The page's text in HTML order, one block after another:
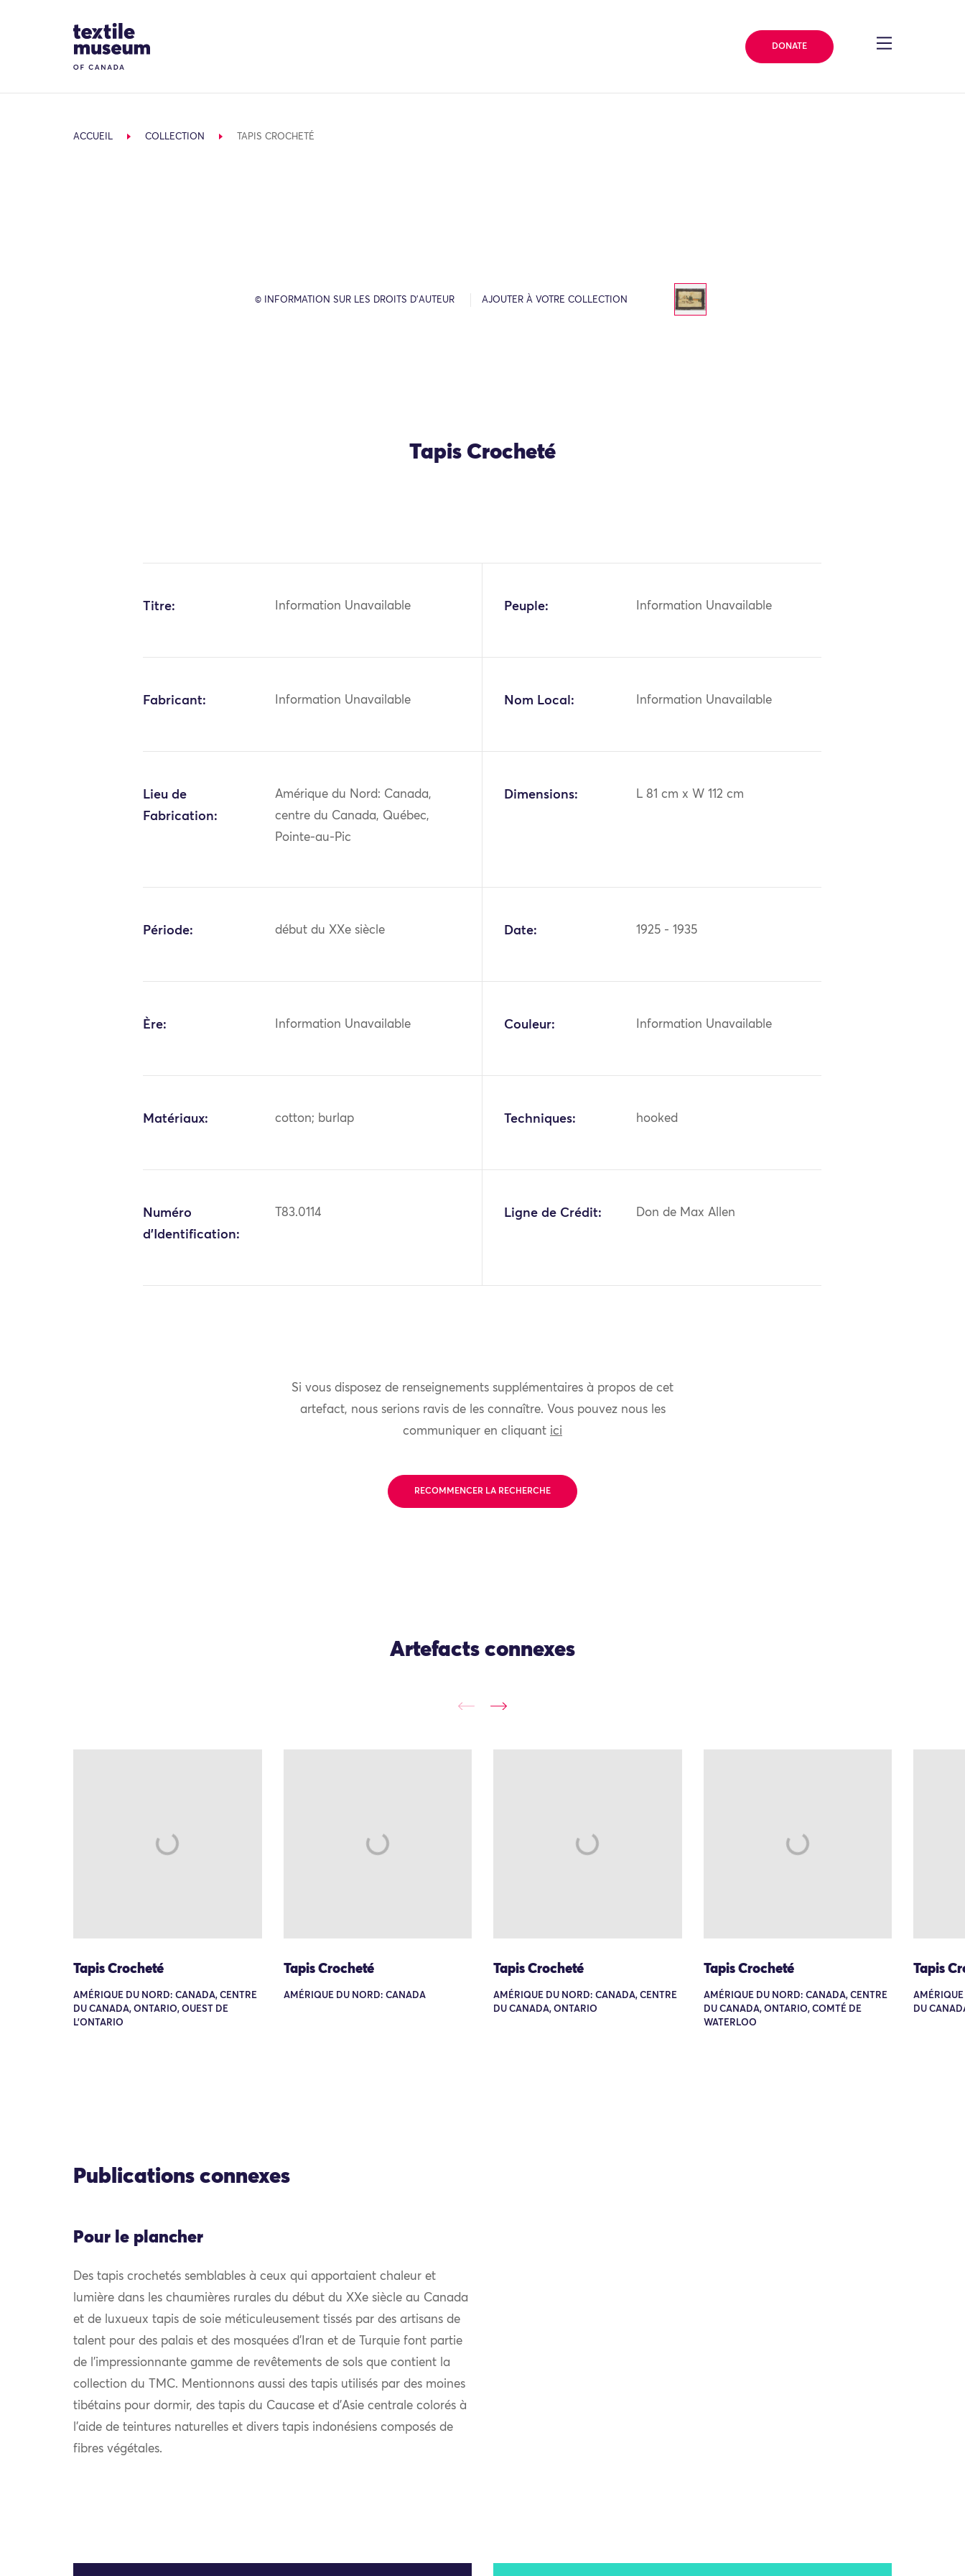
Site Logo
DONATE
ACCUEIL COLLECTION TAPIS CROCHETÉ
© INFORMATION SUR LES DROITS D’AUTEUR AJOUTER À VOTRE COLLECTION
Tapis Crocheté
Titre: Information Unavailable Peuple: Information Unavailable
Fabricant: Information Unavailable Nom Local: Information Unavailable
Lieu de
Fabrication:
Amérique du Nord: Canada,
centre du Canada, Québec,
Pointe-au-Pic
Dimensions: L 81 cm x W 112 cm
Période: début du XXe siècle Date: 1925 - 1935
Ère: Information Unavailable Couleur: Information Unavailable
Matériaux: cotton; burlap Techniques: hooked
Numéro
d'Identification:
T83.0114 Ligne de Crédit: Don de Max Allen
Si vous disposez de renseignements supplémentaires à propos de cet
artefact, nous serions ravis de les connaître. Vous pouvez nous les
communiquer en cliquant ici
RECOMMENCER LA RECHERCHE
Artefacts connexes
Tapis Crocheté
AMÉRIQUE DU NORD: CANADA, CENTRE
DU CANADA, ONTARIO, OUEST DE
L'ONTARIO
Tapis Crocheté
AMÉRIQUE DU NORD: CANADA
Tapis Crocheté
AMÉRIQUE DU NORD: CANADA, CENTRE
DU CANADA, ONTARIO
Tapis Crocheté
AMÉRIQUE DU NORD: CANADA, CENTRE
DU CANADA, ONTARIO, COMTÉ DE
WATERLOO
Tapis
DU
Publications connexes
Pour le plancher
Des tapis crochetés semblables à ceux qui apportaient chaleur et
lumière dans les chaumières rurales du début du XXe siècle au Canada
et de luxueux tapis de soie méticuleusement tissés par des artisans de
talent pour des palais et des mosquées d’Iran et de Turquie font partie
de l’impressionnante gamme de revêtements de sols que contient la
collection du TMC. Mentionnons aussi des tapis utilisés par des moines
tibétains pour dormir, des tapis du Caucase et d’Asie centrale colorés à
l’aide de teintures naturelles et divers tapis indonésiens composés de
fibres végétales.